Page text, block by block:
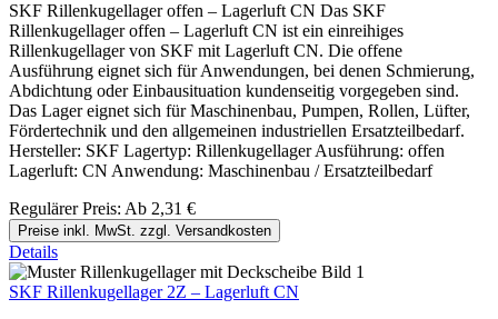
SKF Rillenkugellager offen – Lagerluft CN Das SKF
Rillenkugellager offen – Lagerluft CN ist ein einreihiges
Rillenkugellager von SKF mit Lagerluft CN. Die offene
Ausführung eignet sich für Anwendungen, bei denen Schmierung,
Abdichtung oder Einbausituation kundenseitig vorgegeben sind.
Das Lager eignet sich für Maschinenbau, Pumpen, Rollen, Lüfter,
Fördertechnik und den allgemeinen industriellen Ersatzteilbedarf.
Hersteller: SKF Lagertyp: Rillenkugellager Ausführung: offen
Lagerluft: CN Anwendung: Maschinenbau / Ersatzteilbedarf
Regulärer Preis: Ab 2,31 €
Preise inkl. MwSt. zzgl. Versandkosten
Details
SKF Rillenkugellager 2Z – Lagerluft CN